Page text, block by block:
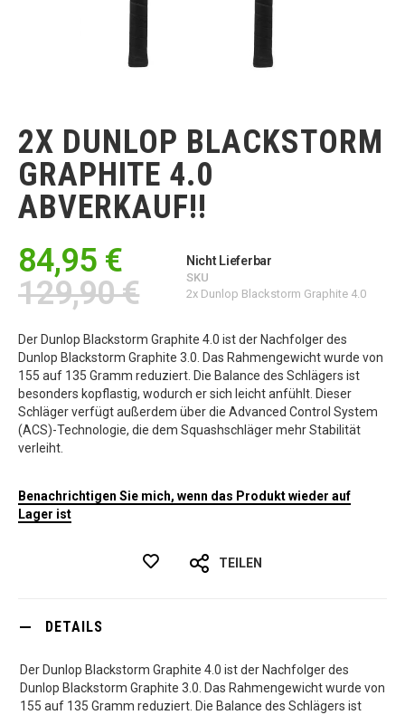
Bildgalerie
springen
2X DUNLOP BLACKSTORM
GRAPHITE 4.0
ABVERKAUF!!
84,95 €
129,90 €
Nicht Lieferbar
SKU
2x Dunlop Blackstorm Graphite 4.0
Der Dunlop Blackstorm Graphite 4.0 ist der Nachfolger des
Dunlop Blackstorm Graphite 3.0. Das Rahmengewicht wurde von
155 auf 135 Gramm reduziert. Die Balance des Schlägers ist
besonders kopflastig, wodurch er sich leicht anfühlt. Dieser
Schläger verfügt außerdem über die Advanced Control System
(ACS)-Technologie, die dem Squashschläger mehr Stabilität
verleiht.
Benachrichtigen Sie mich, wenn das Produkt wieder auf
Lager ist
TEILEN
DETAILS
Der Dunlop Blackstorm Graphite 4.0 ist der Nachfolger des
Dunlop Blackstorm Graphite 3.0. Das Rahmengewicht wurde von
155 auf 135 Gramm reduziert. Die Balance des Schlägers ist